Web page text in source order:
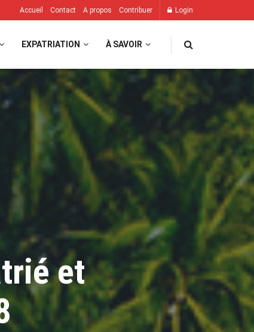
Accueil Contact A propos Contribuer Login
EXPATRIATION À SAVOIR
et